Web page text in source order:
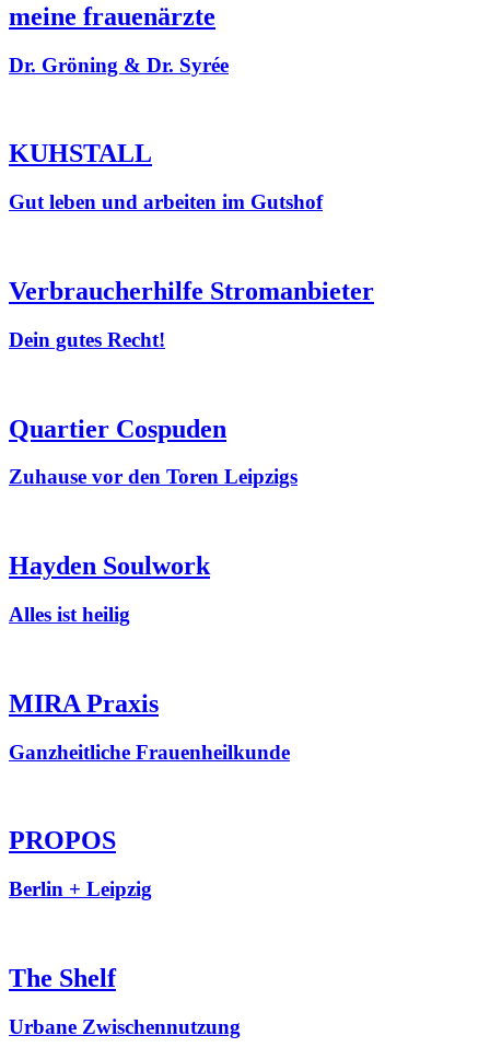
meine frauenärzte
Dr. Gröning & Dr. Syrée
KUHSTALL
Gut leben und arbeiten im Gutshof
Verbraucherhilfe Stromanbieter
Dein gutes Recht!
Quartier Cospuden
Zuhause vor den Toren Leipzigs
Hayden Soulwork
Alles ist heilig
MIRA Praxis
Ganzheitliche Frauenheilkunde
PROPOS
Berlin + Leipzig
The Shelf
Urbane Zwischennutzung